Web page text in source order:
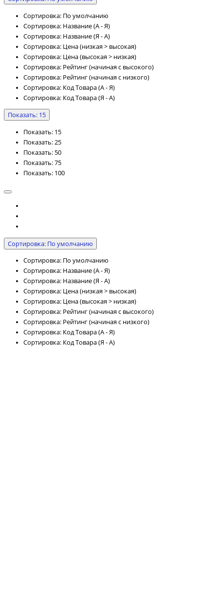
Сортировка: По умолчанию
Сортировка: Название (А - Я)
Сортировка: Название (Я - А)
Сортировка: Цена (низкая > высокая)
Сортировка: Цена (высокая > низкая)
Сортировка: Рейтинг (начиная с высокого)
Сортировка: Рейтинг (начиная с низкого)
Сортировка: Код Товара (А - Я)
Сортировка: Код Товара (Я - А)
Показать: 15
Показать: 15
Показать: 25
Показать: 50
Показать: 75
Показать: 100
Сортировка: По умолчанию
Сортировка: По умолчанию
Сортировка: Название (А - Я)
Сортировка: Название (Я - А)
Сортировка: Цена (низкая > высокая)
Сортировка: Цена (высокая > низкая)
Сортировка: Рейтинг (начиная с высокого)
Сортировка: Рейтинг (начиная с низкого)
Сортировка: Код Товара (А - Я)
Сортировка: Код Товара (Я - А)